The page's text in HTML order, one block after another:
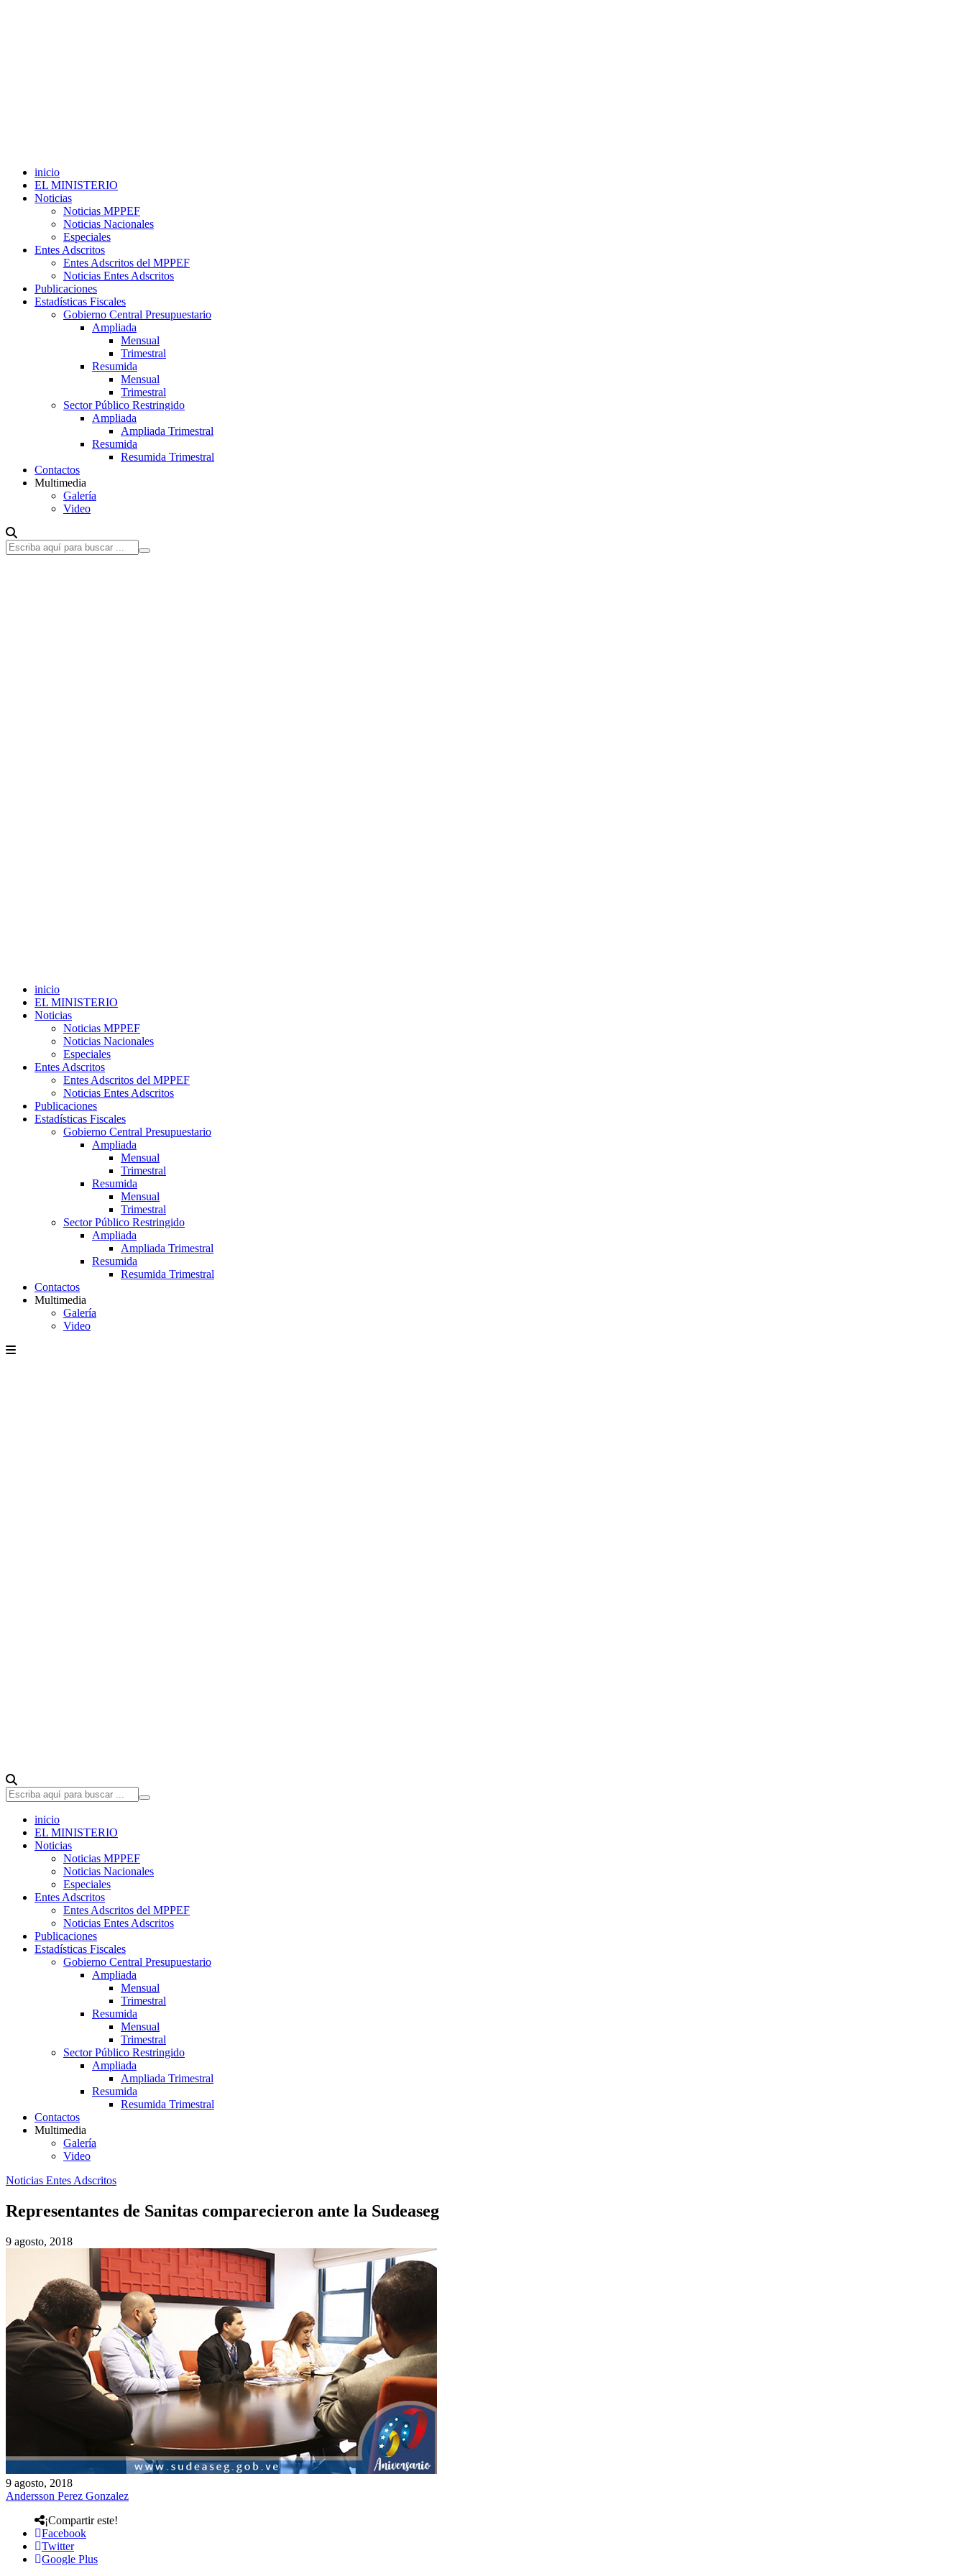
inicio
EL MINISTERIO
Noticias
Noticias MPPEF
Noticias Nacionales
Especiales
Entes Adscritos
Entes Adscritos del MPPEF
Noticias Entes Adscritos
Publicaciones
Estadísticas Fiscales
Gobierno Central Presupuestario
Ampliada
Mensual
Trimestral
Resumida
Mensual
Trimestral
Sector Público Restringido
Ampliada
Ampliada Trimestral
Resumida
Resumida Trimestral
Contactos
Multimedia
Galería
Video
inicio
EL MINISTERIO
Noticias
Noticias MPPEF
Noticias Nacionales
Especiales
Entes Adscritos
Entes Adscritos del MPPEF
Noticias Entes Adscritos
Publicaciones
Estadísticas Fiscales
Gobierno Central Presupuestario
Ampliada
Mensual
Trimestral
Resumida
Mensual
Trimestral
Sector Público Restringido
Ampliada
Ampliada Trimestral
Resumida
Resumida Trimestral
Contactos
Multimedia
Galería
Video
inicio
EL MINISTERIO
Noticias
Noticias MPPEF
Noticias Nacionales
Especiales
Entes Adscritos
Entes Adscritos del MPPEF
Noticias Entes Adscritos
Publicaciones
Estadísticas Fiscales
Gobierno Central Presupuestario
Ampliada
Mensual
Trimestral
Resumida
Mensual
Trimestral
Sector Público Restringido
Ampliada
Ampliada Trimestral
Resumida
Resumida Trimestral
Contactos
Multimedia
Galería
Video
Noticias Entes Adscritos
Representantes de Sanitas comparecieron ante la Sudeaseg
9 agosto, 2018
9 agosto, 2018
Andersson Perez Gonzalez
¡Compartir este!
Facebook
Twitter
Google Plus